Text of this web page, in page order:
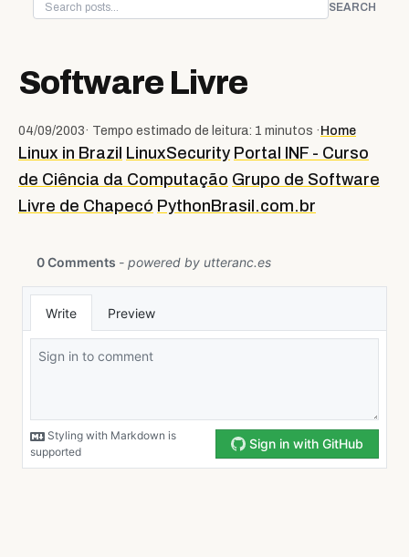
SEARCH
Software Livre
04/09/2003· Tempo estimado de leitura: 1 minutos · Home
Linux in Brazil LinuxSecurity Portal INF - Curso
de Ciência da Computação Grupo de Software
Livre de Chapecó PythonBrasil.com.br